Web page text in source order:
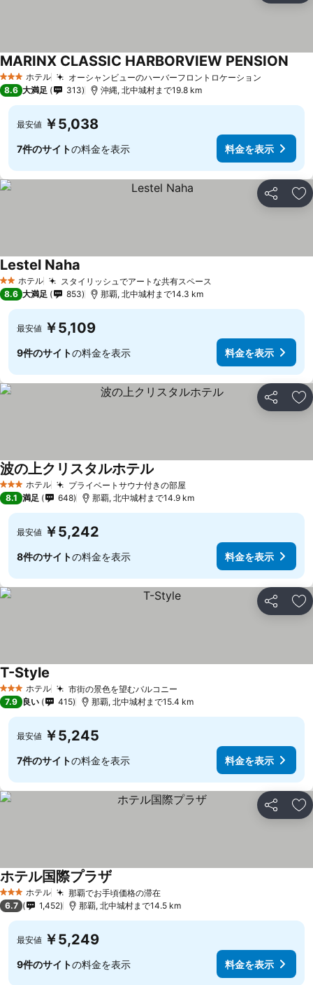
3 ホテルのランク
ホテル オーシャンビューのハーバーフロントロケーション
MARINX CLASSIC HARBORVIEW PENSION
8.6 大満足 313 沖縄, 北中城村まで19.8 km
最安値 ￥5,038
7件のサイトの料金を表示 料金を表示
シェア お
2 ホテルのランク
ホテル スタイリッシュでアートな共有スペース
Lestel Naha
8.6 大満足 853 那覇, 北中城村まで14.3 km
最安値 ￥5,109
9件のサイトの料金を表示 料金を表示
シェア お
3 ホテルのランク
ホテル プライベートサウナ付きの部屋
波の上クリスタルホテル
8.1 満足 648 那覇, 北中城村まで14.9 km
最安値 ￥5,242
8件のサイトの料金を表示 料金を表示
シェア お
3 ホテルのランク
ホテル 市街の景色を望むバルコニー
T-Style
7.9 良い 415 那覇, 北中城村まで15.4 km
最安値 ￥5,245
7件のサイトの料金を表示 料金を表示
シェア お
3 ホテルのランク
ホテル 那覇でお手頃価格の滞在
ホテル国際プラザ
6.7 1,452 那覇, 北中城村まで14.5 km
最安値 ￥5,249
9件のサイトの料金を表示 料金を表示